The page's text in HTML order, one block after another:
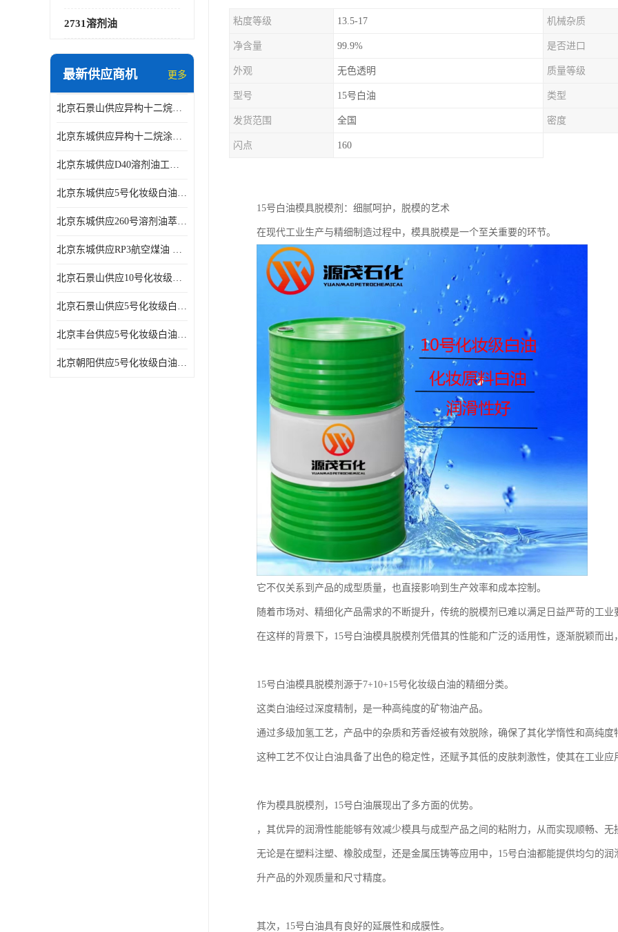
2731溶剂油
最新供应商机 更多
北京石景山供应异构十二烷香精助剂
北京东城供应异构十二烷涂料胶粘油墨稀释剂
北京东城供应D40溶剂油工业金属清洗
北京东城供应5号化妆级白油钻井液润滑剂
北京东城供应260号溶剂油萃取溶剂油金属萃取剂
北京东城供应RP3航空煤油 高含量国标工业级航空煤油燃料油 无色透明
北京石景山供应10号化妆级白油高精密机械润滑油
北京石景山供应5号化妆级白油缝纫机油 设备润滑油
北京丰台供应5号化妆级白油纤维与织物柔软光亮
北京朝阳供应5号化妆级白油纺织时的润滑剂
粘度等级 13.5-17 机械杂质
净含量 99.9% 是否进口
外观 无色透明 质量等级
型号 15号白油 类型
发货范围 全国 密度
闪点 160
15号白油模具脱模剂：细腻呵护，脱模的艺术
在现代工业生产与精细制造过程中，模具脱模是一个至关重要的环节。
它不仅关系到产品的成型质量，也直接影响到生产效率和成本控制。
随着市场对、精细化产品需求的不断提升，传统的脱模剂已难以满足日益严苛的工业
在这样的背景下，15号白油模具脱模剂凭借其的性能和广泛的适用性，逐渐脱颖而出
15号白油模具脱模剂源于7+10+15号化妆级白油的精细分类。
这类白油经过深度精制，是一种高纯度的矿物油产品。
通过多级加氢工艺，产品中的杂质和芳香烃被有效脱除，确保了其化学惰性和高纯度
这种工艺不仅让白油具备了出色的稳定性，还赋予其低的皮肤刺激性，使其在工业应
作为模具脱模剂，15号白油展现出了多方面的优势。
，其优异的润滑性能能够有效减少模具与成型产品之间的粘附力，从而实现顺畅、无
无论是在塑料注塑、橡胶成型，还是金属压铸等应用中，15号白油都能提供均匀的
升产品的外观质量和尺寸精度。
其次，15号白油具有良好的延展性和成膜性。